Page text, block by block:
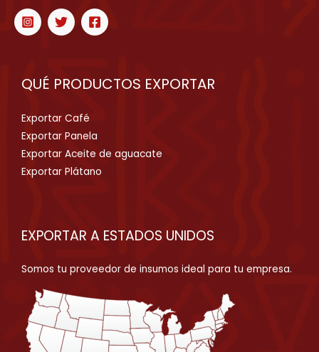
QUÉ PRODUCTOS EXPORTAR
Exportar Café
Exportar Panela
Exportar Aceite de aguacate
Exportar Plátano
EXPORTAR A ESTADOS UNIDOS
Somos tu proveedor de insumos ideal para tu empresa.